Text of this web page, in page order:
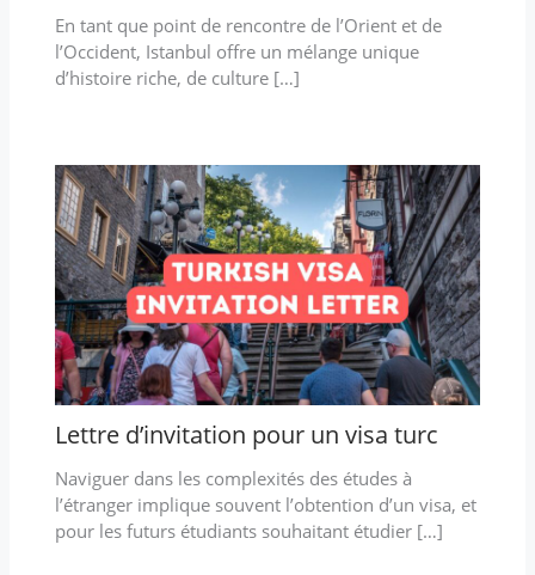
En tant que point de rencontre de l’Orient et de
l’Occident, Istanbul offre un mélange unique
d’histoire riche, de culture […]
Lettre d’invitation pour un visa turc
Naviguer dans les complexités des études à
l’étranger implique souvent l’obtention d’un visa, et
pour les futurs étudiants souhaitant étudier […]